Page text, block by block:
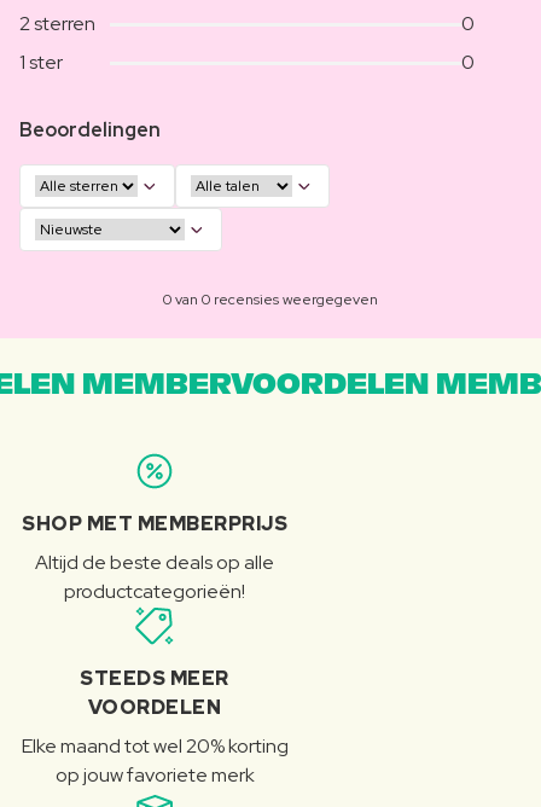
2 sterren
0
1 ster
0
Beoordelingen
0 van 0 recensies weergegeven
MEMBERVOORDELEN
SHOP MET MEMBERPRIJS
Altijd de beste deals op alle
productcategorieën!
STEEDS MEER
VOORDELEN
Elke maand tot wel 20% korting
op jouw favoriete merk